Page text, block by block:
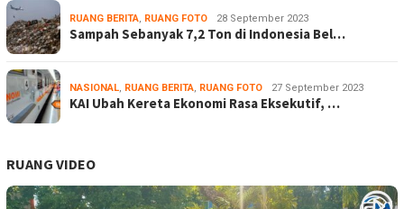
RUANG BERITA, RUANG FOTO 28 September 2023
Sampah Sebanyak 7,2 Ton di Indonesia Bel…
NASIONAL, RUANG BERITA, RUANG FOTO 27 September 2023
KAI Ubah Kereta Ekonomi Rasa Eksekutif, …
RUANG VIDEO